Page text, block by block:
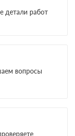
детали работ
вопросы